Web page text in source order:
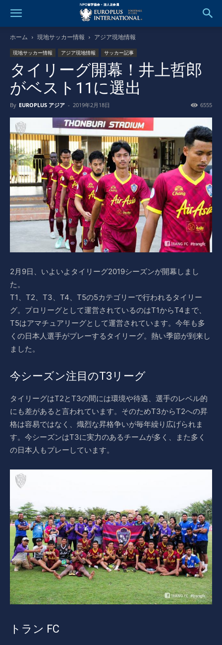
ホーム 現地サッカー情報 アジア現地情報
現地サッカー情報 アジア現地情報 サッカー記事
タイリーグ開幕！井上哲郎
がベスト11に選出
By EUROPLUS アジア - 2019年2月18日 6555
2月9日、いよいよタイリーグ2019シーズンが開幕しまし
た。
T1、T2、T3、T4、T5の5カテゴリーで行われるタイリー
グ。プロリーグとして運営されているのはT1からT4まで、
T5はアマチュアリーグとして運営されています。今年も多
くの日本人選手がプレーするタイリーグ。熱い季節が到来し
ました。
今シーズン注目のT3リーグ
タイリーグはT2とT3の間には環境や待遇、選手のレベル的
にも差があると言われています。そのためT3からT2への昇
格は容易ではなく、熾烈な昇格争いが毎年繰り広げられま
す。今シーズンはT3に実力のあるチームが多く、また多く
の日本人もプレーしています。
トラン FC